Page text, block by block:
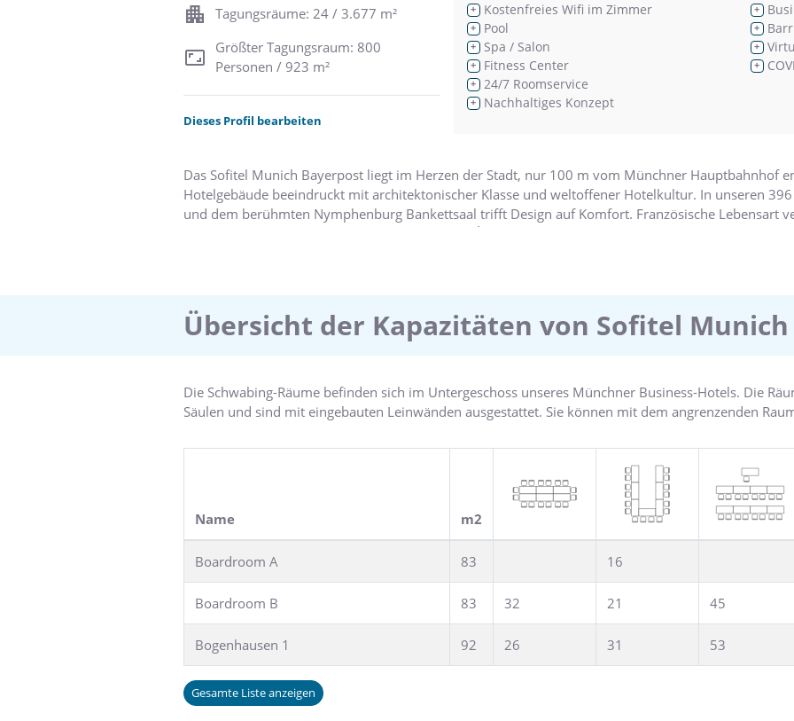
Tagungsräume: 24 / 3.677 m²
Größter Tagungsraum: 800
Personen / 923 m²
Dieses Profil bearbeiten
+ Kostenfreies Wifi im Zimmer
+ Pool
+ Spa / Salon
+ Fitness Center
+ 24/7 Roomservice
+ Nachhaltiges Konzept
+
+
+
+
Das Sofitel Munich Bayerpost liegt im Herzen der Stadt, nur 100 m vom Münchner Hauptbahnhof
Hotelgebäude beeindruckt mit architektonischer Klasse und weltoffener Hotelkultur. In unseren
und dem berühmten Nymphenburg Bankettsaal trifft Design auf Komfort. Französische Lebensart
Übersicht der Kapazitäten von Sofitel
Die Schwabing-Räume befinden sich im Untergeschoss unseres Münchner Business-Hotels. Die
Säulen und sind mit eingebauten Leinwänden ausgestattet. Sie können mit dem angrenzenden
Name m2
Boardroom A 83 16
Boardroom B 83 32 21 45
Bogenhausen 1 92 26 31 53
Gesamte Liste anzeigen